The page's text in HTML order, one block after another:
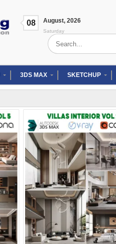
08 August, 2026
Saturday
Search
for:
3DS MAX SKETCHUP